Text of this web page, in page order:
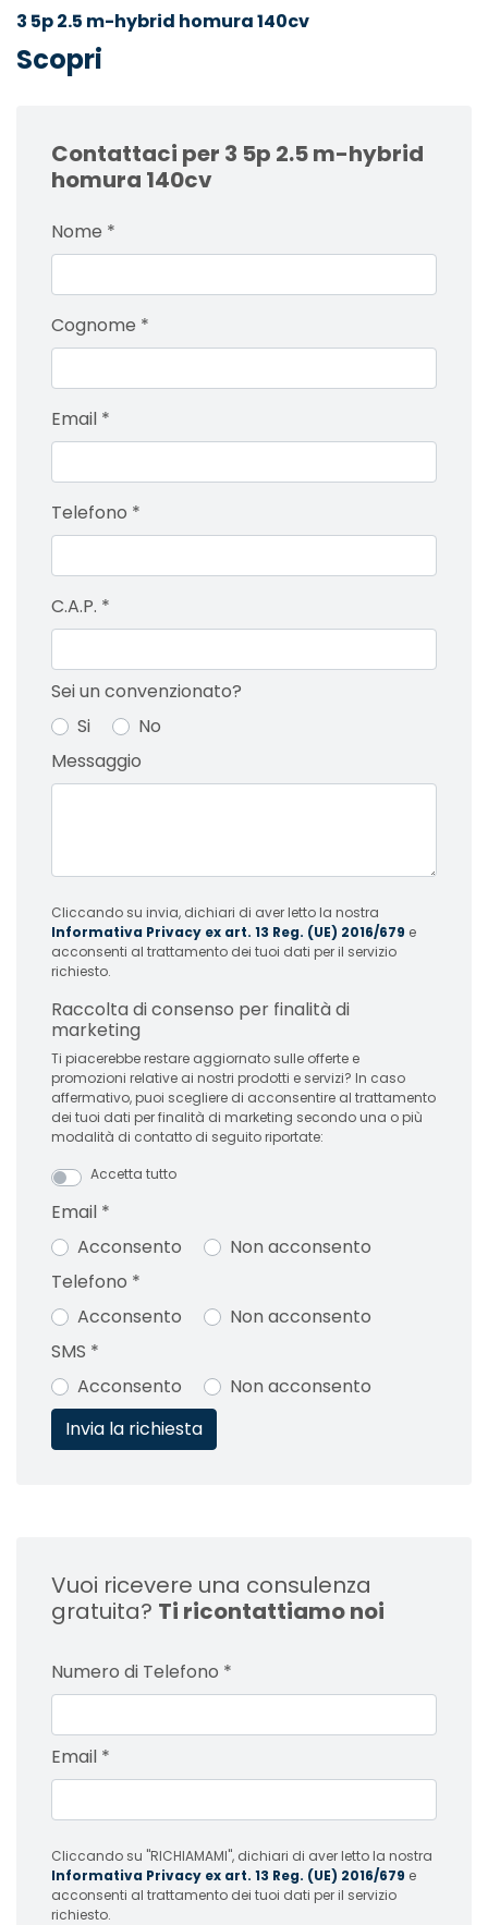
3 5p 2.5 m-hybrid homura 140cv
Scopri
Contattaci per 3 5p 2.5 m-hybrid
homura 140cv
Nome *
Cognome *
Email *
Telefono *
C.A.P. *
Sei un convenzionato?
Si
No
Messaggio
Cliccando su invia, dichiari di aver letto la nostra
Informativa Privacy ex art. 13 Reg. (UE) 2016/679 e
acconsenti al trattamento dei tuoi dati per il servizio
richiesto.
Raccolta di consenso per finalità di
marketing
Ti piacerebbe restare aggiornato sulle offerte e
promozioni relative ai nostri prodotti e servizi? In caso
affermativo, puoi scegliere di acconsentire al trattamento
dei tuoi dati per finalità di marketing secondo una o più
modalità di contatto di seguito riportate:
Accetta tutto
Email *
Acconsento
Non acconsento
Telefono *
Acconsento
Non acconsento
SMS *
Acconsento
Non acconsento
Vuoi ricevere una consulenza
gratuita? Ti ricontattiamo noi
Numero di Telefono *
Email *
Cliccando su "RICHIAMAMI", dichiari di aver letto la nostra
Informativa Privacy ex art. 13 Reg. (UE) 2016/679 e
acconsenti al trattamento dei tuoi dati per il servizio
richiesto.